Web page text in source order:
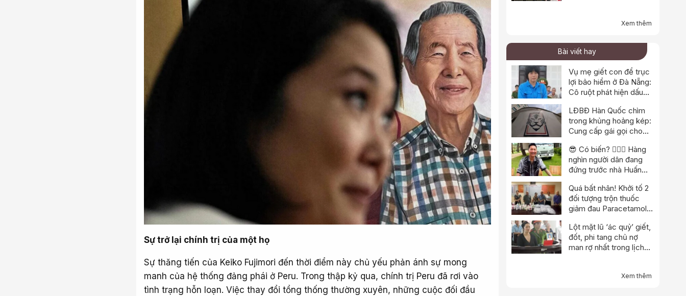
Sự trở lại chính trị của một họ
Sự thăng tiến của Keiko Fujimori đến thời điểm này chủ yếu phản ánh sự mong
manh của hệ thống đảng phái ở Peru. Trong thập kỷ qua, chính trị Peru đã rơi vào
tình trạng hỗn loạn. Việc thay đổi tổng thống thường xuyên, những cuộc đối đầu
Xem thêm
Bài viết hay
Vụ mẹ giết con để trục
lợi bảo hiểm ở Đà Nẵng:
Cô ruột phát hiện dấu
LĐBĐ Hàn Quốc chìm
trong khủng hoảng kép:
Cung cấp gái gọi cho
kích trụ sở
😎 Có biến? 👮🏻‍♂️ Hàng
nghìn người dân đang
đứng trước nhà Huấn
Quá bất nhân! Khởi tố 2
đối tượng trộn thuốc
giảm đau Paracetamol
chữa bách bệnh
Lột mặt lũ ‘ác quỷ’ giết,
đốt, phi tang chủ nợ
man rợ nhất trong lịch
Xem thêm